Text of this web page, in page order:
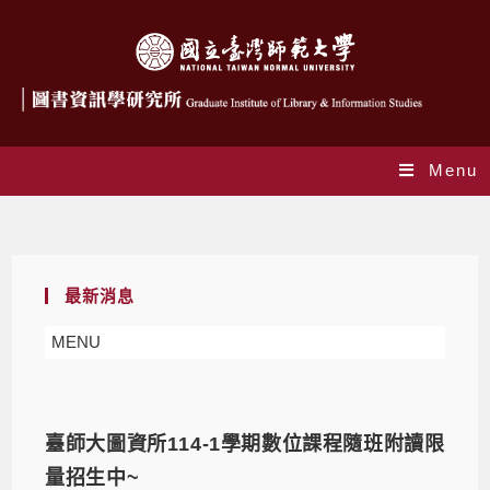
Menu
最新消息
MENU
臺師大圖資所114-1學期數位課程隨班附讀限
量招生中~